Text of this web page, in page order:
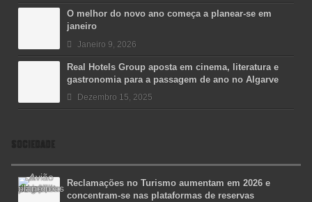
O melhor do novo ano começa a planear-se em
janeiro
Janeiro 9, 2026
Real Hotels Group aposta em cinema, literatura e
gastronomia para a passagem de ano no Algarve
Dezembro 15, 2025
SOCIEDADE
Reclamações no Turismo aumentam em 2026 e
concentram-se nas plataformas de reservas